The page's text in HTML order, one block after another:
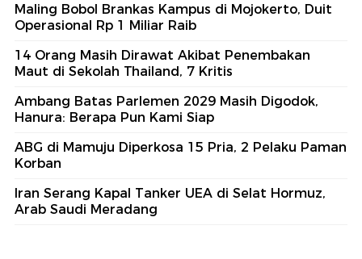
Maling Bobol Brankas Kampus di Mojokerto, Duit
Operasional Rp 1 Miliar Raib
14 Orang Masih Dirawat Akibat Penembakan
Maut di Sekolah Thailand, 7 Kritis
Ambang Batas Parlemen 2029 Masih Digodok,
Hanura: Berapa Pun Kami Siap
ABG di Mamuju Diperkosa 15 Pria, 2 Pelaku Paman
Korban
Iran Serang Kapal Tanker UEA di Selat Hormuz,
Arab Saudi Meradang